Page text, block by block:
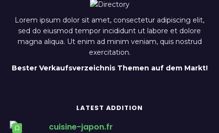
Lorem ipsum dolor sit amet, consectetur adipiscing elit,
sed do eiusmod tempor incididunt ut labore et dolore
magna aliqua. Ut enim ad minim veniam, quis nostrud
exercitation.
Bester Verkaufsverzeichnis Themen auf dem Markt!
LATEST ADDITION
cuisine-japon.fr